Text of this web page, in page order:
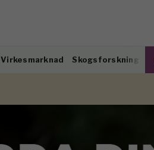
Virkesmarknad Skogsforskning